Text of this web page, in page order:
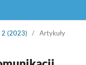
2 (2023) / Artykuły